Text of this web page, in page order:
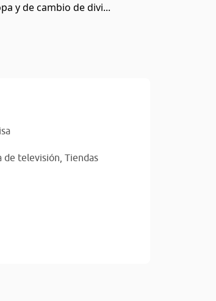
y de cambio de divi...
de televisión, Tiendas